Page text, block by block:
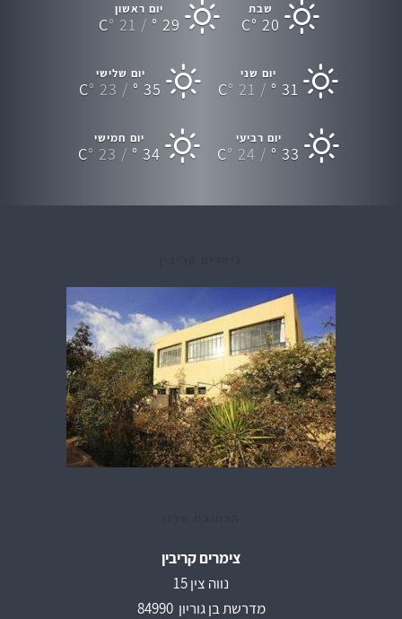
שבת
20 °
C
יום ראשון
29 °
21 °
C
יום שני
31 °
21 °
C
יום שלישי
35 °
23 °
C
יום רביעי
33 °
24 °
C
יום חמישי
34 °
23 °
C
צימרים קריבין
נווה צין 15
מדרשת בן גוריון 84990